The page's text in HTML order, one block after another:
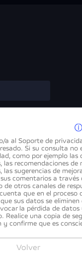
a al Soporte de
Si su consulta no
como por ejemplo las
las recomendaciones de
las sugerencias de
comentarios a
de otros canales de
que en el proceso
que sus datos se
la pérdida de
Realice una copia de
y confirme que es
Volver
vivo